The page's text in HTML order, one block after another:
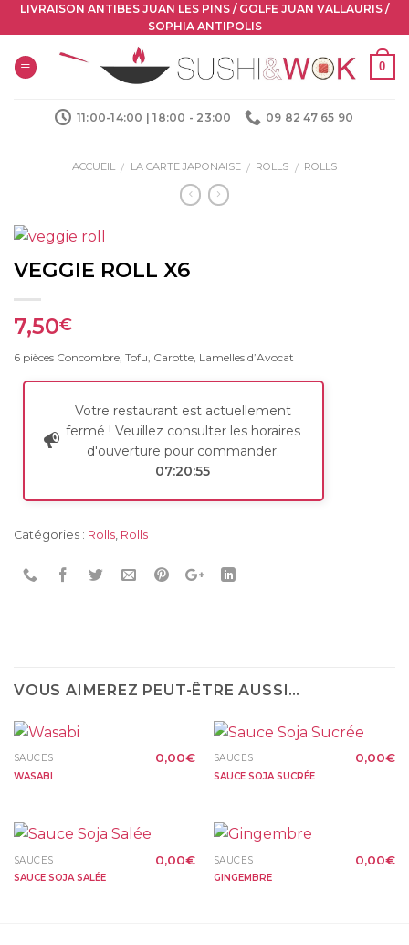
Skip
to
content
LIVRAISON ANTIBES JUAN LES PINS / GOLFE JUAN VALLAURIS /
SOPHIA ANTIPOLIS
0
11:00-14:00 | 18:00 - 23:00 09 82 47 65 90
ACCUEIL / LA CARTE JAPONAISE / ROLLS / ROLLS
VEGGIE ROLL X6
7,50€
6 pièces Concombre, Tofu, Carotte, Lamelles d’Avocat
Votre restaurant est actuellement
fermé ! Veuillez consulter les horaires
d'ouverture pour commander.
07:20:55
Catégories : Rolls Rolls
VOUS AIMEREZ PEUT-ÊTRE AUSSI…
SAUCES
WASABI
0,00€
SAUCES
SAUCE SOJA SUCRÉE
0,00€
SAUCES
SAUCE SOJA SALÉE
0,00€
SAUCES
GINGEMBRE
0,00€